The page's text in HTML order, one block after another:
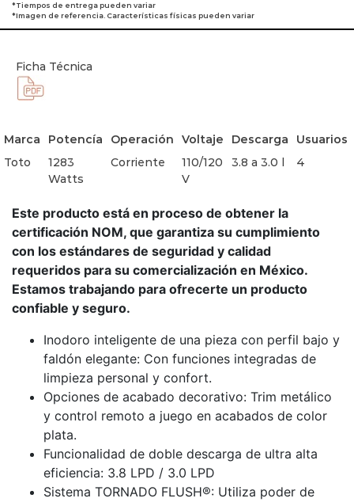
*Tiempos de entrega pueden variar
*Imagen de referencia. Características físicas pueden variar
Ficha Técnica
Marca Potencía Operación Voltaje Descarga
Usuarios
Toto
1283
Watts
Corriente
110/120
V
3.8 a 3.0 l 4
Este producto está en proceso de obtener la
certificación NOM, que garantiza su cumplimiento
con los estándares de seguridad y calidad
requeridos para su comercialización en México.
Estamos trabajando para ofrecerte un producto
confiable y seguro.
Inodoro inteligente de una pieza con perfil bajo y
faldón elegante: Con funciones integradas de
limpieza personal y confort.
Opciones de acabado decorativo: Trim metálico
y control remoto a juego en acabados de color
plata.
Funcionalidad de doble descarga de ultra alta
eficiencia: 3.8 LPD / 3.0 LPD
Sistema TORNADO FLUSH®: Utiliza poder de